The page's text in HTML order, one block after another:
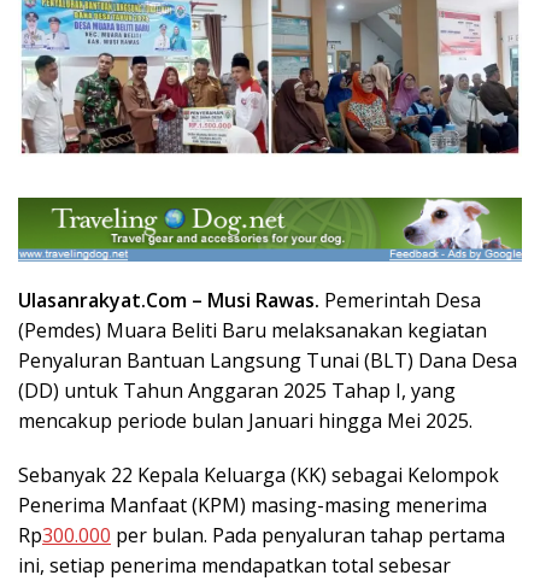
Ulasanrakyat.Com – Musi Rawas. Pemerintah Desa
(Pemdes) Muara Beliti Baru melaksanakan kegiatan
Penyaluran Bantuan Langsung Tunai (BLT) Dana Desa
(DD) untuk Tahun Anggaran 2025 Tahap I, yang
mencakup periode bulan Januari hingga Mei 2025.
Sebanyak 22 Kepala Keluarga (KK) sebagai Kelompok
Penerima Manfaat (KPM) masing-masing menerima
Rp300.000 per bulan. Pada penyaluran tahap pertama
ini, setiap penerima mendapatkan total sebesar